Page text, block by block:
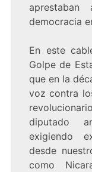
democracia
En este
Golpe de
que en la
voz contra
diputado
exigiendo
desde
como